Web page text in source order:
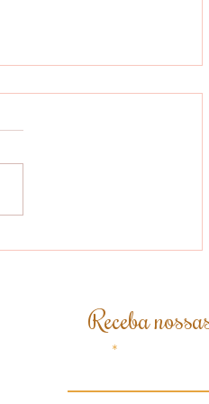
EuropeiaReceba